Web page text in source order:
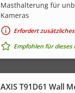
Masthalterung für
Kameras
Erfordert
Empfohlen für dieses
AXIS T91D61 Wall